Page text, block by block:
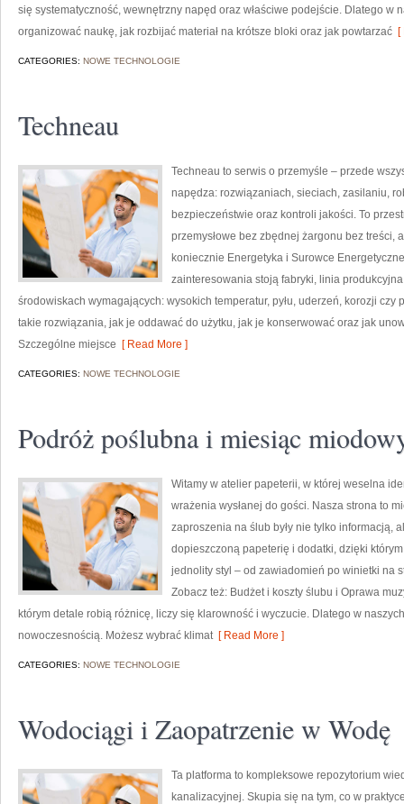
się systematyczność, wewnętrzny napęd oraz właściwe podejście. Dlatego w
organizować naukę, jak rozbijać materiał na krótsze bloki oraz jak powtarzać [
CATEGORIES: NOWE TECHNOLOGIE
Techneau
Techneau to serwis o przemyśle – przede
napędza: rozwiązaniach, sieciach, zasilaniu,
bezpieczeństwie oraz kontroli jakości. To
przemysłowe bez zbędnej żargonu bez treści,
koniecznie Energetyka i Surowce
zainteresowania stoją fabryki, linia
środowiskach wymagających: wysokich temperatur, pyłu, uderzeń, korozji
takie rozwiązania, jak je oddawać do użytku, jak je konserwować oraz jak
Szczególne miejsce [ Read More ]
CATEGORIES: NOWE TECHNOLOGIE
Podróż poślubna i miesiąc
Witamy w atelier papeterii, w której weselna
wrażenia wysłanej do gości. Nasza strona to
zaproszenia na ślub były nie tylko informacją,
dopieszczoną papeterię i dodatki, dzięki
jednolity styl – od zawiadomień po winietki na
Zobacz też: Budżet i koszty ślubu i Oprawa
którym detale robią różnicę, liczy się klarowność i wyczucie. Dlatego w
nowoczesnością. Możesz wybrać klimat[ Read More ]
CATEGORIES: NOWE TECHNOLOGIE
Wodociągi i Zaopatrzenie w Wodę
Ta platforma to kompleksowe repozytorium
kanalizacyjnej. Skupia się na tym, co w